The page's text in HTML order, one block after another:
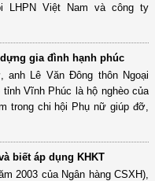
Việt Nam và công ty
gia đình hạnh phúc
Lê Văn Đông thôn Ngoại
Vĩnh Phúc là hộ nghèo của
trong chi hội Phụ nữ giúp đỡ,
biết áp dụng KHKT
2003 của Ngân hàng CSXH),